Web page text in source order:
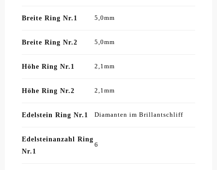
Breite Ring Nr.1 5,0mm
Breite Ring Nr.2 5,0mm
Höhe Ring Nr.1 2,1mm
Höhe Ring Nr.2 2,1mm
Edelstein Ring Nr.1 Diamanten im Brillantschliff
Edelsteinanzahl Ring
Nr.1
6